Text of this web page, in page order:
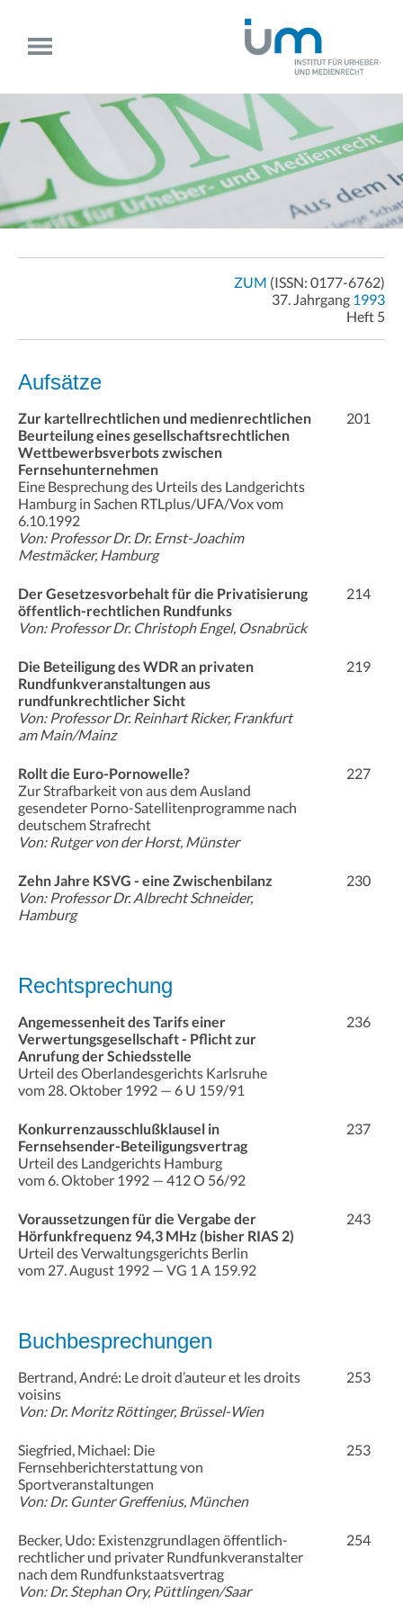
ZUM (ISSN: 0177-6762)
37. Jahrgang 1993
Heft 5
Aufsätze
Zur kartellrechtlichen und medienrechtlichen
Beurteilung eines gesellschaftsrechtlichen
Wettbewerbsverbots zwischen
Fernsehunternehmen
Eine Besprechung des Urteils des Landgerichts
Hamburg in Sachen RTLplus/UFA/Vox vom
6.10.1992
Von: Professor Dr. Dr. Ernst-Joachim
Mestmäcker, Hamburg
201
Der Gesetzesvorbehalt für die Privatisierung
öffentlich-rechtlichen Rundfunks
Von: Professor Dr. Christoph Engel, Osnabrück
214
Die Beteiligung des WDR an privaten
Rundfunkveranstaltungen aus
rundfunkrechtlicher Sicht
Von: Professor Dr. Reinhart Ricker, Frankfurt
am Main/Mainz
219
Rollt die Euro-Pornowelle?
Zur Strafbarkeit von aus dem Ausland
gesendeter Porno-Satellitenprogramme nach
deutschem Strafrecht
Von: Rutger von der Horst, Münster
227
Zehn Jahre KSVG - eine Zwischenbilanz
Von: Professor Dr. Albrecht Schneider,
Hamburg
230
Rechtsprechung
Angemessenheit des Tarifs einer
Verwertungsgesellschaft - Pflicht zur
Anrufung der Schiedsstelle
Urteil des Oberlandesgerichts Karlsruhe
vom 28. Oktober 1992 — 6 U 159/91
236
Konkurrenzausschlußklausel in
Fernsehsender-Beteiligungsvertrag
Urteil des Landgerichts Hamburg
vom 6. Oktober 1992 — 412 O 56/92
237
Voraussetzungen für die Vergabe der
Hörfunkfrequenz 94,3 MHz (bisher RIAS 2)
Urteil des Verwaltungsgerichts Berlin
vom 27. August 1992 — VG 1 A 159.92
243
Buchbesprechungen
Bertrand, André: Le droit d’auteur et les droits
voisins
Von: Dr. Moritz Röttinger, Brüssel-Wien
253
Siegfried, Michael: Die
Fernsehberichterstattung von
Sportveranstaltungen
Von: Dr. Gunter Greffenius, München
253
Becker, Udo: Existenzgrundlagen öffentlich-
rechtlicher und privater Rundfunkveranstalter
nach dem Rundfunkstaatsvertrag
Von: Dr. Stephan Ory, Püttlingen/Saar
254